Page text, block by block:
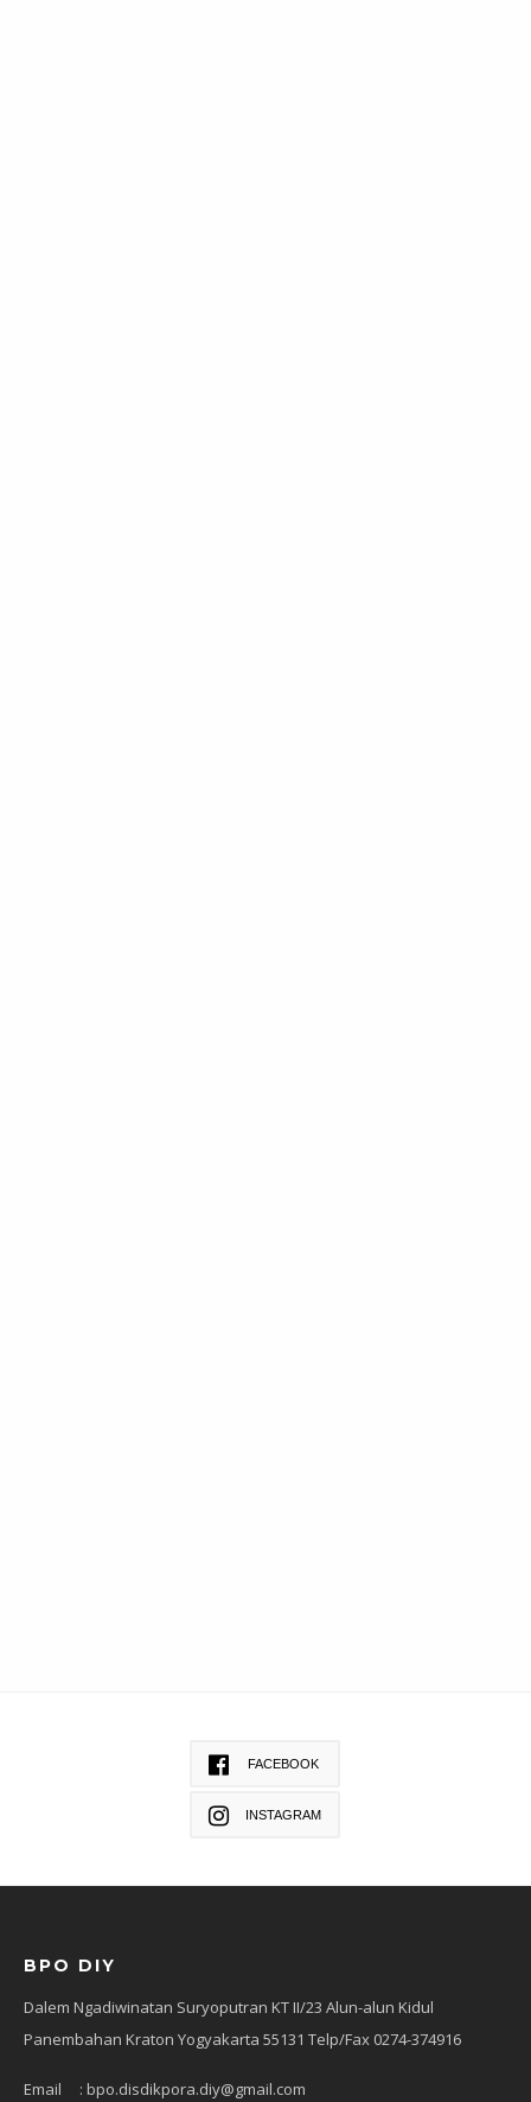
FACEBOOK
INSTAGRAM
BPO DIY
Dalem Ngadiwinatan Suryoputran KT II/23 Alun-alun Kidul
Panembahan Kraton Yogyakarta 55131 Telp/Fax 0274-374916
Email : bpo.disdikpora.diy@gmail.com